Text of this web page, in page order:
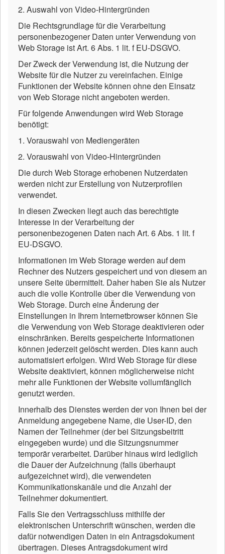
2. Auswahl von Video-Hintergründen
Die Rechtsgrundlage für die Verarbeitung
personenbezogener Daten unter Verwendung von
Web Storage ist Art. 6 Abs. 1 lit. f EU-DSGVO.
Der Zweck der Verwendung ist, die Nutzung der
Website für die Nutzer zu vereinfachen. Einige
Funktionen der Website können ohne den Einsatz
von Web Storage nicht angeboten werden.
Für folgende Anwendungen wird Web Storage
benötigt:
1. Vorauswahl von Mediengeräten
2. Vorauswahl von Video-Hintergründen
Die durch Web Storage erhobenen Nutzerdaten
werden nicht zur Erstellung von Nutzerprofilen
verwendet.
In diesen Zwecken liegt auch das berechtigte
Interesse in der Verarbeitung der
personenbezogenen Daten nach Art. 6 Abs. 1 lit. f
EU-DSGVO.
Informationen im Web Storage werden auf dem
Rechner des Nutzers gespeichert und von diesem an
unsere Seite übermittelt. Daher haben Sie als Nutzer
auch die volle Kontrolle über die Verwendung von
Web Storage. Durch eine Änderung der
Einstellungen in Ihrem Internetbrowser können Sie
die Verwendung von Web Storage deaktivieren oder
einschränken. Bereits gespeicherte Informationen
können jederzeit gelöscht werden. Dies kann auch
automatisiert erfolgen. Wird Web Storage für diese
Website deaktiviert, können möglicherweise nicht
mehr alle Funktionen der Website vollumfänglich
genutzt werden.
Innerhalb des Dienstes werden der von Ihnen bei der
Anmeldung angegebene Name, die User-ID, den
Namen der Teilnehmer (der bei Sitzungsbeitritt
eingegeben wurde) und die Sitzungsnummer
temporär verarbeitet. Darüber hinaus wird lediglich
die Dauer der Aufzeichnung (falls überhaupt
aufgezeichnet wird), die verwendeten
Kommunikationskanäle und die Anzahl der
Teilnehmer dokumentiert.
Falls Sie den Vertragsschluss mithilfe der
elektronischen Unterschrift wünschen, werden die
dafür notwendigen Daten in ein Antragsdokument
übertragen. Dieses Antragsdokument wird